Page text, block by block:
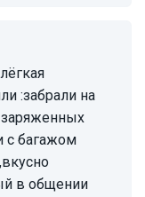
:забрали на
с багажом
в общении